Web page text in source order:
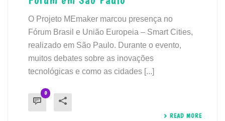
O Projeto MEmaker marcou presença no
Fórum Brasil e União Europeia – Smart Cities,
realizado em São Paulo. Durante o evento,
muitos debates sobre as inovações
tecnológicas e como as cidades [...]
0
READ MORE